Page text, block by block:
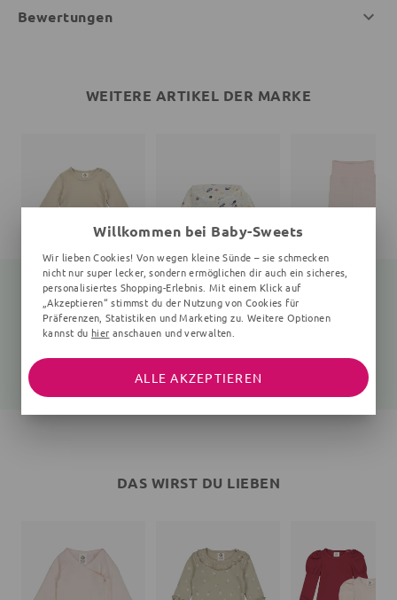
Bewertungen
WEITERE ARTIKEL DER MARKE
Langarmbody
26,91 €
Print
DAS WIRST DU LIEBEN
Willkommen bei Baby-Sweets
Wir lieben Cookies! Von wegen kleine Sünde – sie schmecken
nicht nur super lecker, sondern ermöglichen dir auch ein sicheres,
personalisiertes Shopping-Erlebnis. Mit einem Klick auf
„Akzeptieren“ stimmst du der Nutzung von Cookies für
Präferenzen, Statistiken und Marketing zu. Weitere Optionen
kannst du hier anschauen und verwalten.
ALLE AKZEPTIEREN